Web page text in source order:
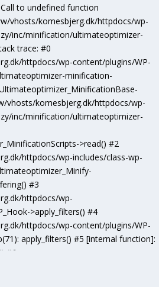
to undefined function
vhosts/komesbjerg.dk/httpdocs/wp-
inc/minification/ultimateoptimizer-
trace: #0
httpdocs/wp-content/plugins/WP-
minification-
vhosts/komesbjerg.dk/httpdocs/wp-
inc/minification/ultimateoptimizer-
>read() #2
httpdocs/wp-includes/class-wp-
#3
httpdocs/wp-
>apply_filters() #4
httpdocs/wp-content/plugins/WP-
apply_filters() #5 [internal function]:
#6